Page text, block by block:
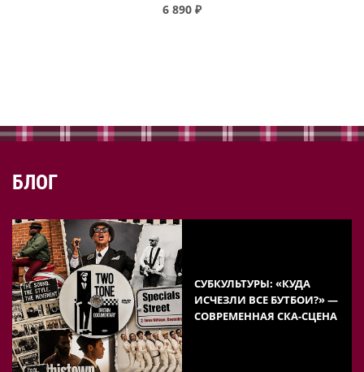
6 890 ₽
БЛОГ
СУБКУЛЬТУРЫ: «КУДА
ИСЧЕЗЛИ ВСЕ БУТБОИ?» —
СОВРЕМЕННАЯ СКА-СЦЕНА